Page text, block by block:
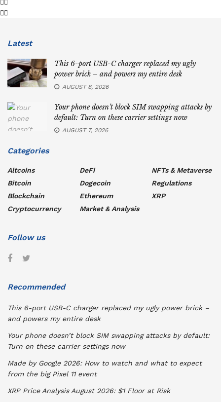
Latest
This 6-port USB-C charger replaced my ugly
power brick – and powers my entire desk
AUGUST 8, 2026
Your phone doesn’t block SIM swapping attacks by
default: Turn on these carrier settings now
AUGUST 7, 2026
Categories
Altcoins
Bitcoin
Blockchain
Cryptocurrency
DeFi
Dogecoin
Ethereum
Market & Analysis
NFTs & Metaverse
Regulations
XRP
Follow us
Recommended
This 6-port USB-C charger replaced my ugly power brick –
and powers my entire desk
Your phone doesn’t block SIM swapping attacks by default:
Turn on these carrier settings now
Made by Google 2026: How to watch and what to expect
from the big Pixel 11 event
XRP Price Analysis August 2026: $1 Floor at Risk